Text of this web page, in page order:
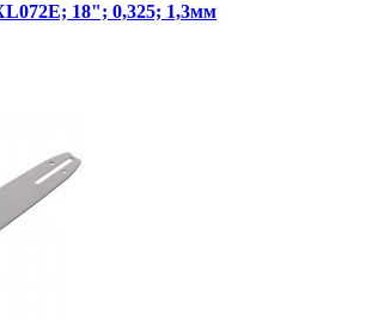
18"; 0,325; 1,3мм